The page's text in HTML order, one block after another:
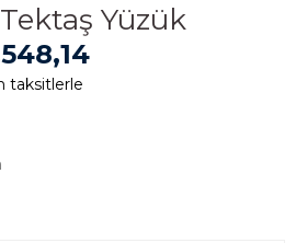
Yüzük
taksitlerle